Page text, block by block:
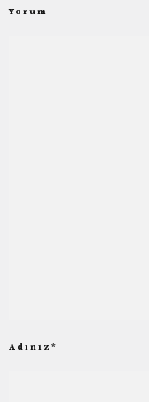
Yorum
Adınız *